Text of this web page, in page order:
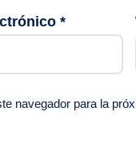
*
navegador para la